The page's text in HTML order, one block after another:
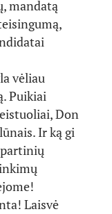
mandatą
vėliau
Puikiai
Don
Ir ką gi
Laisvė